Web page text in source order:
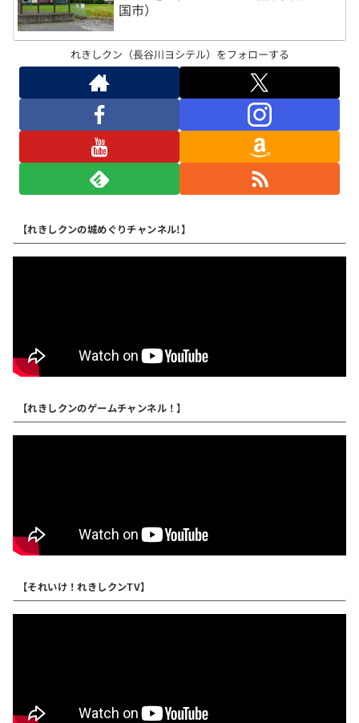
国市）
れきしクン（長谷川ヨシテル）をフォローする
【れきしクンの城めぐりチャンネル!】
【れきしクンのゲームチャンネル！】
【それいけ！れきしクンTV】